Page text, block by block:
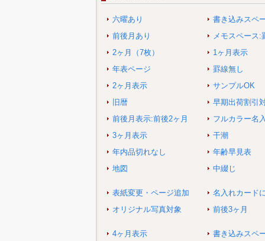
六曜あり
書き込みスペ
前後月あり
メモスペース:
2ヶ月（7枚）
1ヶ月表示
年表ページ
罫線無し
2ヶ月表示
サンプルOK
旧暦
早期出荷割引
前後月表示:前後2ヶ月
フルカラー名
3ヶ月表示
干潮
年内品切れなし
年齢早見表
地図
中綴じ
表紙変更・ページ追加
名入れカード
オリジナル写真対象
前後3ヶ月
4ヶ月表示 書き込みスペ